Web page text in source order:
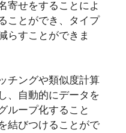
寄せをすることによ
ことができ、タイプ
らすことができま
チングや類似度計算
、自動的にデータを
ループ化すること
結びつけることがで